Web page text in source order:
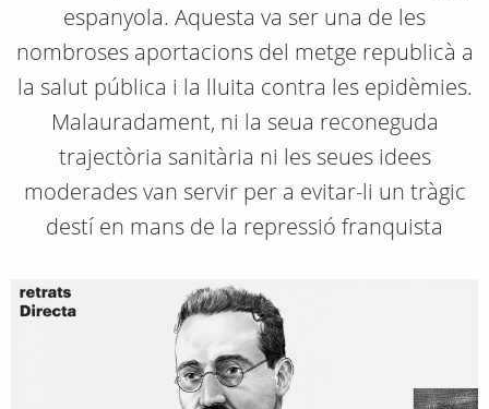
espanyola. Aquesta va ser una de les
nombroses aportacions del metge republicà a
la salut pública i la lluita contra les epidèmies.
Malauradament, ni la seua reconeguda
trajectòria sanitària ni les seues idees
moderades van servir per a evitar-li un tràgic
destí en mans de la repressió franquista